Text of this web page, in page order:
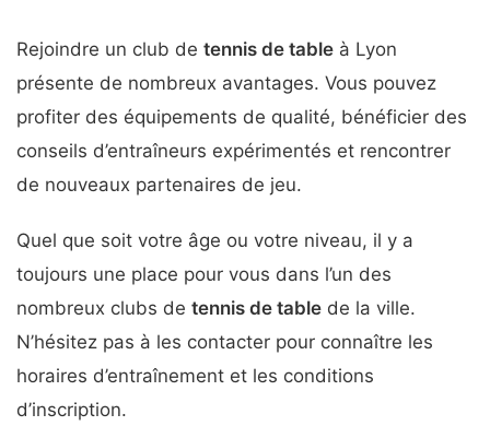
Rejoindre un club de tennis de table à Lyon
présente de nombreux avantages. Vous pouvez
profiter des équipements de qualité, bénéficier des
conseils d’entraîneurs expérimentés et rencontrer
de nouveaux partenaires de jeu.
Quel que soit votre âge ou votre niveau, il y a
toujours une place pour vous dans l’un des
nombreux clubs de tennis de table de la ville.
N’hésitez pas à les contacter pour connaître les
horaires d’entraînement et les conditions
d’inscription.